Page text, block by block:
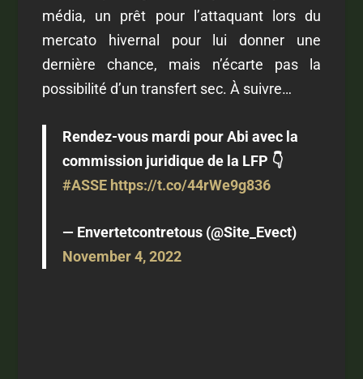
média, un prêt pour l’attaquant lors du
mercato hivernal pour lui donner une
dernière chance, mais n’écarte pas la
possibilité d’un transfert sec. À suivre…
Rendez-vous mardi pour Abi avec la
commission juridique de la LFP 👇
#ASSE https://t.co/44rWe9g836
— Envertetcontretous (@Site_Evect)
November 4, 2022